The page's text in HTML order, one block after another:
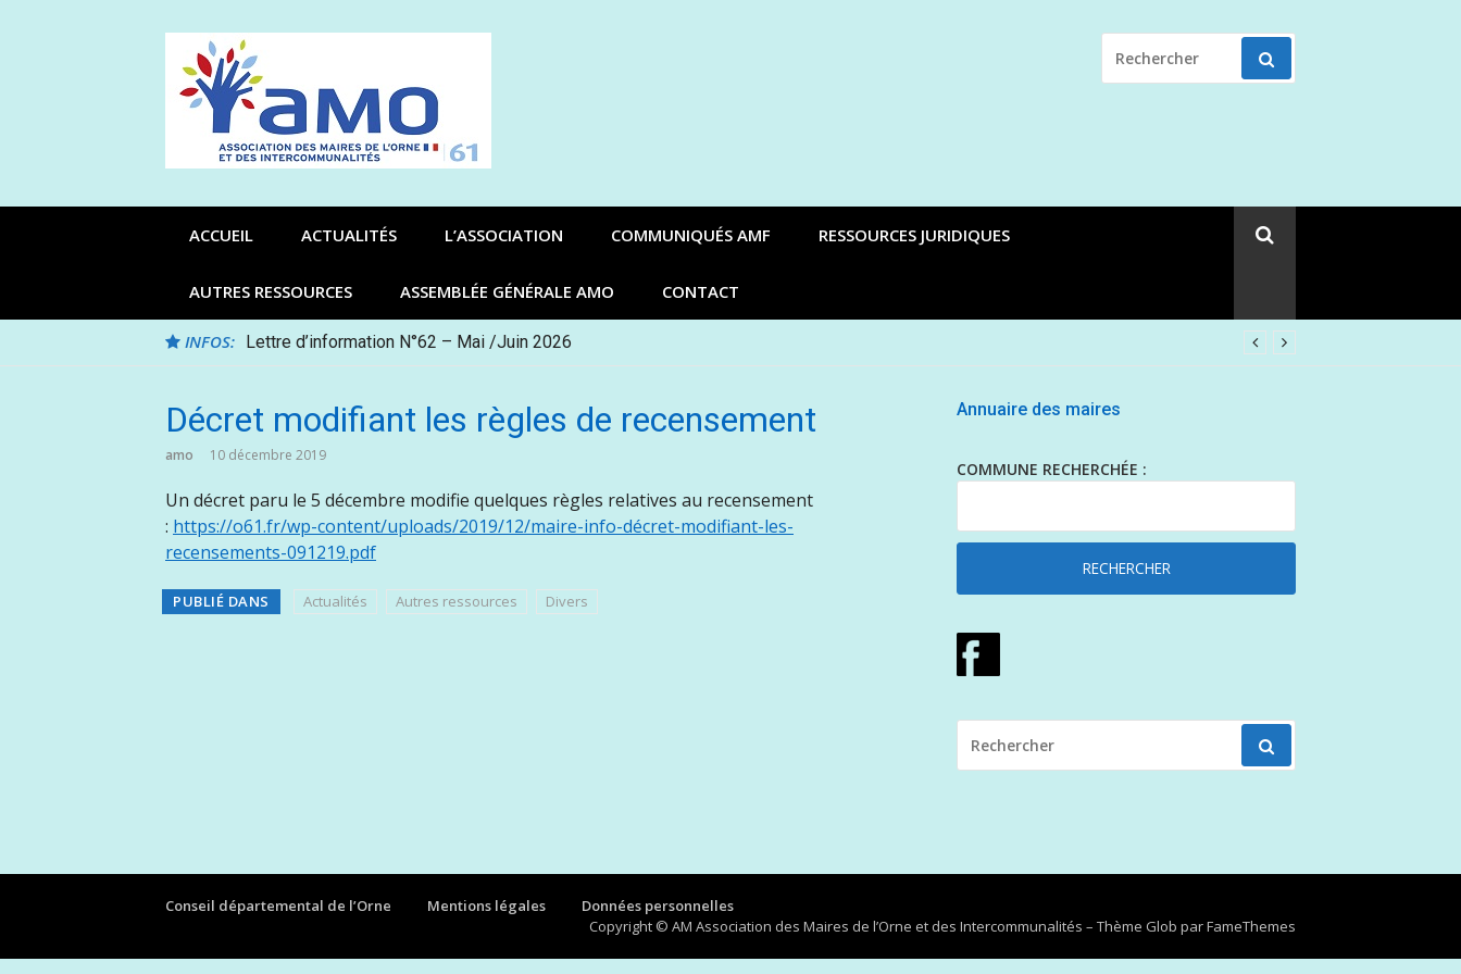
POUR
:
ACCUEIL ACTUALITÉS L’ASSOCIATION COMMUNIQUÉS AMF RESSOURCES JURIDIQUES
AUTRES RESSOURCES ASSEMBLÉE GÉNÉRALE AMO CONTACT
INFOS: Lettre d’information N°62 – Mai /Juin 2026
Décret modifiant les règles de recensement
amo 10 décembre 2019
Un décret paru le 5 décembre modifie quelques règles relatives au recensement
: https://o61.fr/wp-content/uploads/2019/12/maire-info-décret-modifiant-les-
recensements-091219.pdf
PUBLIÉ DANS Actualités Autres ressources Divers
Annuaire des maires
COMMUNE RECHERCHÉE :
POUR
:
Conseil départemental de l’Orne Mentions légales
Données personnelles
Copyright © AM Association des Maires de l’Orne et des Intercommunalités – Thème Glob parFameThemes